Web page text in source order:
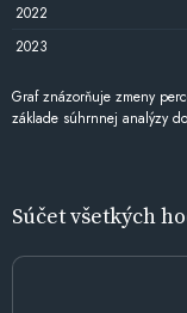
2022
2023
Graf znázorňuje zmeny
základe súhrnnej analýzy
Súčet všetkých